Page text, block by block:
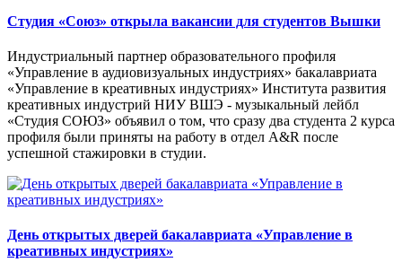
Студия «Союз» открыла вакансии для студентов Вышки
Индустриальный партнер образовательного профиля
«Управление в аудиовизуальных индустриях» бакалавриата
«Управление в креативных индустриях» Института развития
креативных индустрий НИУ ВШЭ - музыкальный лейбл
«Студия СОЮЗ» объявил о том, что сразу два студента 2 курса
профиля были приняты на работу в отдел A&R после
успешной стажировки в студии.
День открытых дверей бакалавриата «Управление в
креативных индустриях»